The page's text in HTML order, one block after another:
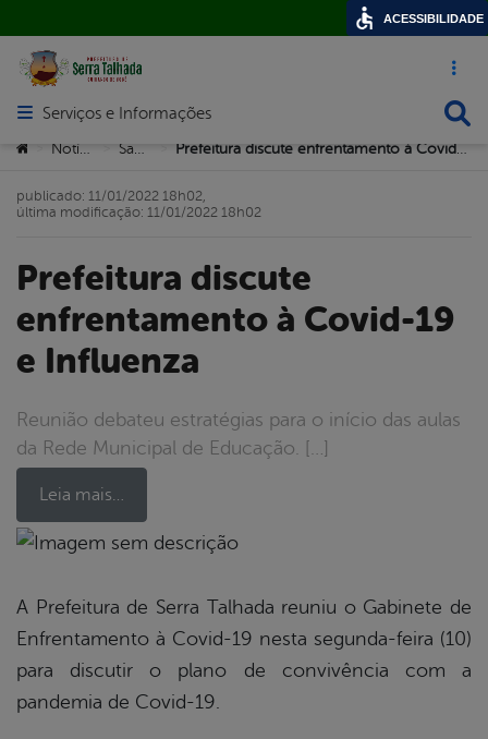
Acesso
Abrir menu principal de navegação
Serviços e Informações
Você está aqui:
> Notícias > >
Prefeitura discute
enfrentamento à Covid-19
e Influenza
Reunião debateu estratégias para o início das aulas
da Rede Municipal de Educação. […]
Leia mais…
publicado: 11/01/2022 18h02,
última modificação: 11/01/2022 18h02
A Prefeitura de Serra Talhada reuniu o Gabinete de
Enfrentamento à Covid-19 nesta segunda-feira (10)
para discutir o plano de convivência com a
pandemia de Covid-19.
ACESSIBILIDADE